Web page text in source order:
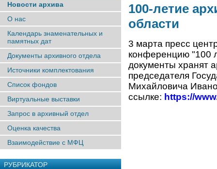
Новости архива
О нас
Календарь знаменательных и
памятных дат
Документы архивного отдела
Источники комплектования
Список фондов
Виртуальные выставки
Запрос в архивный отдел
Оценка качества
Взаимодействие с МФЦ
РУБРИКАТОР
100-летие
области
3 марта пресс
конференцию "100
документы хранят
председателя
Михайловича
ссылке: https://